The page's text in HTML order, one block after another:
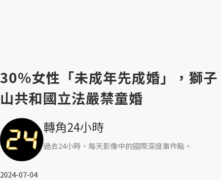
30%女性「未成年先成婚」，獅子
山共和國立法嚴禁童婚
轉角24小時
過去24小時，每天影像中的國際深度事件點。
2024-07-04